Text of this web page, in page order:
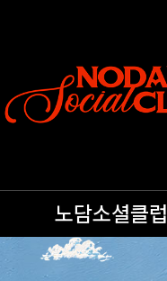
노담소셜클럽